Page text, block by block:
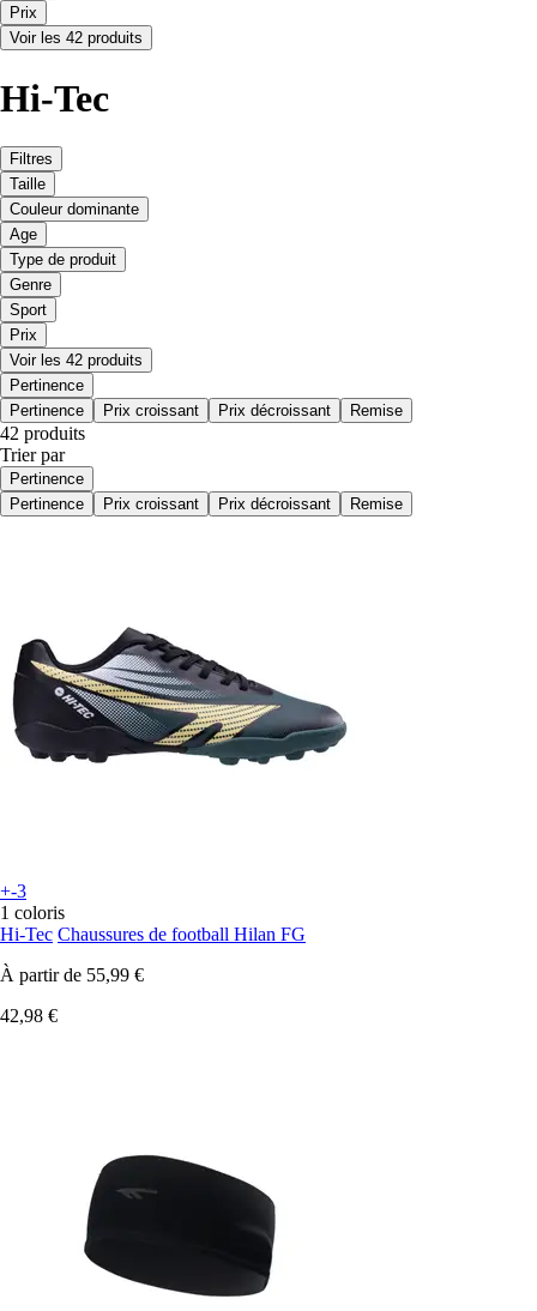
Prix
Voir les 42 produits
Hi-Tec
Filtres
Taille
Couleur dominante
Age
Type de produit
Genre
Sport
Prix
Voir les 42 produits
Pertinence
Pertinence
Prix croissant Prix décroissant Remise
42 produits
Trier par
Pertinence
Pertinence
Prix croissant Prix décroissant Remise
+-3
1 coloris
Hi-Tec Chaussures de football Hilan FG
À partir de 55,99 €
42,98 €